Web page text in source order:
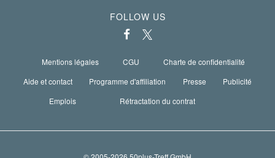
FOLLOW US
Mentions légales CGU
Charte de confidentialité
Aide et contact
Programme d'affiliation Presse
Publicité
Emplois
Rétractation du contrat